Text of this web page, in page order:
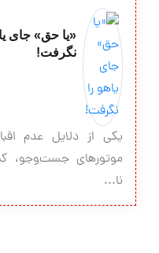
«یا حق» جای
نگرفت!
یکی از دلایل عدم
موتورهای جست‌وجو،
نا...